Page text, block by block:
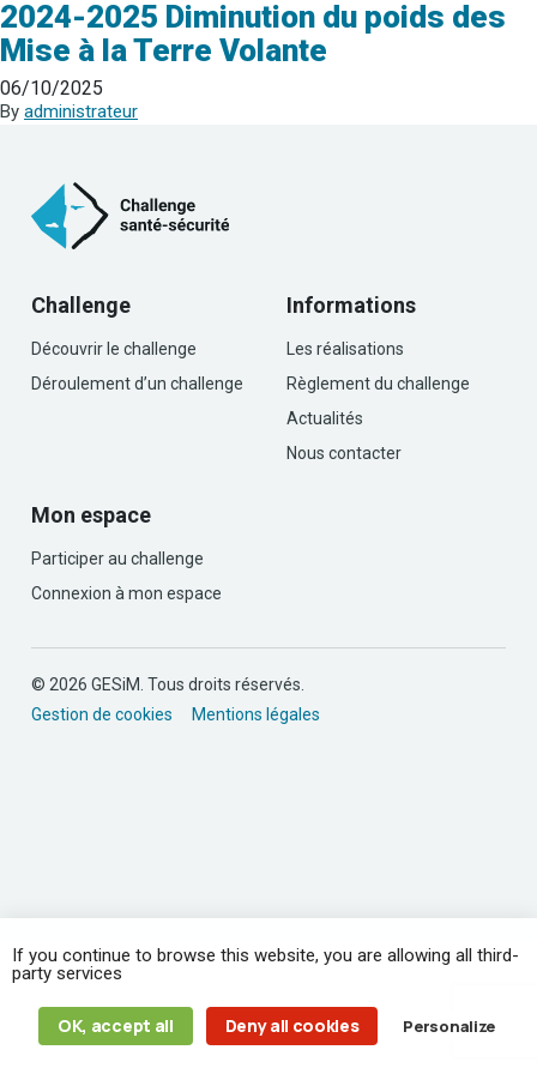
2024-2025 Diminution du poids des
Mise à la Terre Volante
06/10/2025
By administrateur
Challenge
Découvrir le challenge
Déroulement d’un challenge
Informations
Les réalisations
Règlement du challenge
Actualités
Nous contacter
Mon espace
Participer au challenge
Connexion à mon espace
© 2026 GESiM. Tous droits réservés.
Gestion de cookies
Mentions légales
If you continue to browse this website, you are allowing all third-
party services
OK, accept all Deny all cookies Personalize